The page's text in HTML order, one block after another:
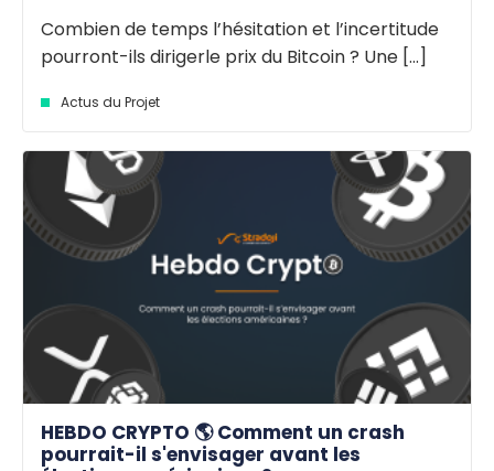
Combien de temps l’hésitation et l’incertitude
pourront-ils dirigerle prix du Bitcoin ? Une [...]
Actus du Projet
HEBDO CRYPTO 🌎 Comment un crash
pourrait-il s'envisager avant les